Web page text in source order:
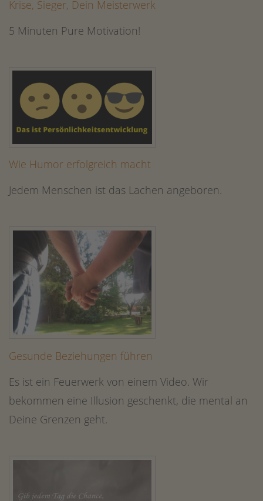
Krise, Sieger, Dein Meisterwerk
5 Minuten Pure Motivation!
Wie Humor erfolgreich macht
Jedem Menschen ist das Lachen angeboren.
Gesunde Beziehungen führen
Es ist ein Feuerwerk von einem Video. Wir
bekommen eine Illusion geschenkt, die mental an
Deine Grenzen geht.